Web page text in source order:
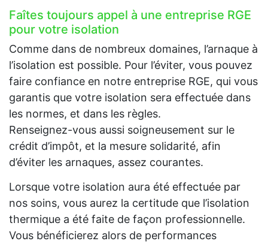
Faîtes toujours appel à une entreprise RGE
pour votre isolation
Comme dans de nombreux domaines, l’arnaque à
l’isolation est possible. Pour l’éviter, vous pouvez
faire confiance en notre entreprise RGE, qui vous
garantis que votre isolation sera effectuée dans
les normes, et dans les règles.
Renseignez-vous aussi soigneusement sur le
crédit d’impôt, et la mesure solidarité, afin
d’éviter les arnaques, assez courantes.
Lorsque votre isolation aura été effectuée par
nos soins, vous aurez la certitude que l’isolation
thermique a été faite de façon professionnelle.
Vous bénéficierez alors de performances